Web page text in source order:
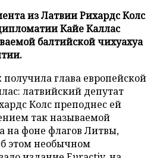
из Латвии Рихардс Колс
Кайе Каллас
балтийской чихуахуа
глава европейской
латвийский депутат
Колс преподнес ей
так называемой
на фоне флагов Литвы,
этом необычном